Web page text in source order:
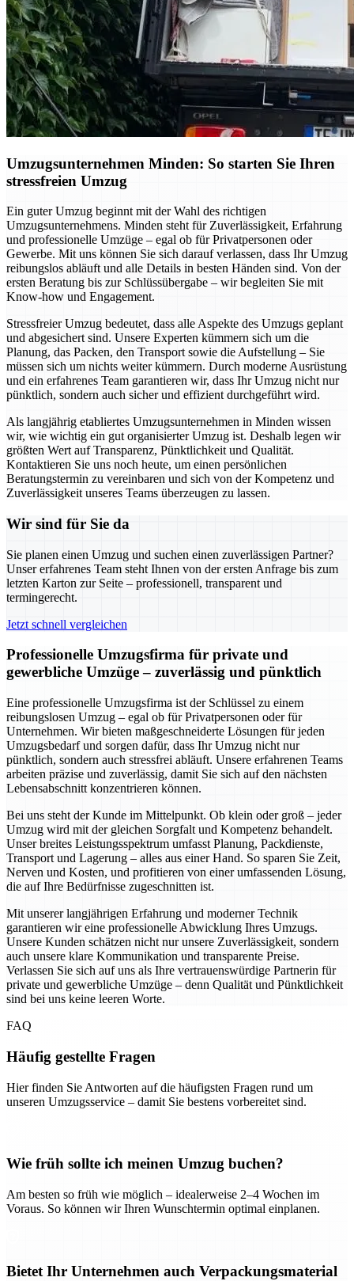
Umzugsunternehmen Minden: So starten Sie Ihren
stressfreien Umzug
Ein guter Umzug beginnt mit der Wahl des richtigen
Umzugsunternehmens. Minden steht für Zuverlässigkeit, Erfahrung
und professionelle Umzüge – egal ob für Privatpersonen oder
Gewerbe. Mit uns können Sie sich darauf verlassen, dass Ihr Umzug
reibungslos abläuft und alle Details in besten Händen sind. Von der
ersten Beratung bis zur Schlüssübergabe – wir begleiten Sie mit
Know-how und Engagement.
Stressfreier Umzug bedeutet, dass alle Aspekte des Umzugs geplant
und abgesichert sind. Unsere Experten kümmern sich um die
Planung, das Packen, den Transport sowie die Aufstellung – Sie
müssen sich um nichts weiter kümmern. Durch moderne Ausrüstung
und ein erfahrenes Team garantieren wir, dass Ihr Umzug nicht nur
pünktlich, sondern auch sicher und effizient durchgeführt wird.
Als langjährig etabliertes Umzugsunternehmen in Minden wissen
wir, wie wichtig ein gut organisierter Umzug ist. Deshalb legen wir
größten Wert auf Transparenz, Pünktlichkeit und Qualität.
Kontaktieren Sie uns noch heute, um einen persönlichen
Beratungstermin zu vereinbaren und sich von der Kompetenz und
Zuverlässigkeit unseres Teams überzeugen zu lassen.
Wir sind für Sie da
Sie planen einen Umzug und suchen einen zuverlässigen Partner?
Unser erfahrenes Team steht Ihnen von der ersten Anfrage bis zum
letzten Karton zur Seite – professionell, transparent und
termingerecht.
Jetzt schnell vergleichen
Professionelle Umzugsfirma für private und
gewerbliche Umzüge – zuverlässig und pünktlich
Eine professionelle Umzugsfirma ist der Schlüssel zu einem
reibungslosen Umzug – egal ob für Privatpersonen oder für
Unternehmen. Wir bieten maßgeschneiderte Lösungen für jeden
Umzugsbedarf und sorgen dafür, dass Ihr Umzug nicht nur
pünktlich, sondern auch stressfrei abläuft. Unsere erfahrenen Teams
arbeiten präzise und zuverlässig, damit Sie sich auf den nächsten
Lebensabschnitt konzentrieren können.
Bei uns steht der Kunde im Mittelpunkt. Ob klein oder groß – jeder
Umzug wird mit der gleichen Sorgfalt und Kompetenz behandelt.
Unser breites Leistungsspektrum umfasst Planung, Packdienste,
Transport und Lagerung – alles aus einer Hand. So sparen Sie Zeit,
Nerven und Kosten, und profitieren von einer umfassenden Lösung,
die auf Ihre Bedürfnisse zugeschnitten ist.
Mit unserer langjährigen Erfahrung und moderner Technik
garantieren wir eine professionelle Abwicklung Ihres Umzugs.
Unsere Kunden schätzen nicht nur unsere Zuverlässigkeit, sondern
auch unsere klare Kommunikation und transparente Preise.
Verlassen Sie sich auf uns als Ihre vertrauenswürdige Partnerin für
private und gewerbliche Umzüge – denn Qualität und Pünktlichkeit
sind bei uns keine leeren Worte.
FAQ
Häufig gestellte Fragen
Hier finden Sie Antworten auf die häufigsten Fragen rund um
unseren Umzugsservice – damit Sie bestens vorbereitet sind.
Wie früh sollte ich meinen Umzug buchen?
Am besten so früh wie möglich – idealerweise 2–4 Wochen im
Voraus. So können wir Ihren Wunschtermin optimal einplanen.
Bietet Ihr Unternehmen auch Verpackungsmaterial